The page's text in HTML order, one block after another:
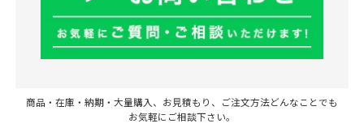
商品・在庫・納期・大量購入、お見積もり、ご注文方法どんなことでも
お気軽にご相談下さい。